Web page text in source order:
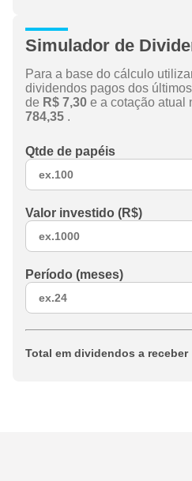
Simulador de
Para a base do cálculo
dividendos pagos dos
de R$ 7,30 e a cotação atual
784,35 .
Qtde de papéis
Valor investido (R$)
Período (meses)
Total em dividendos a receber